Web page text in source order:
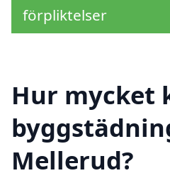
förpliktelser
Hur mycket
Mellerud?